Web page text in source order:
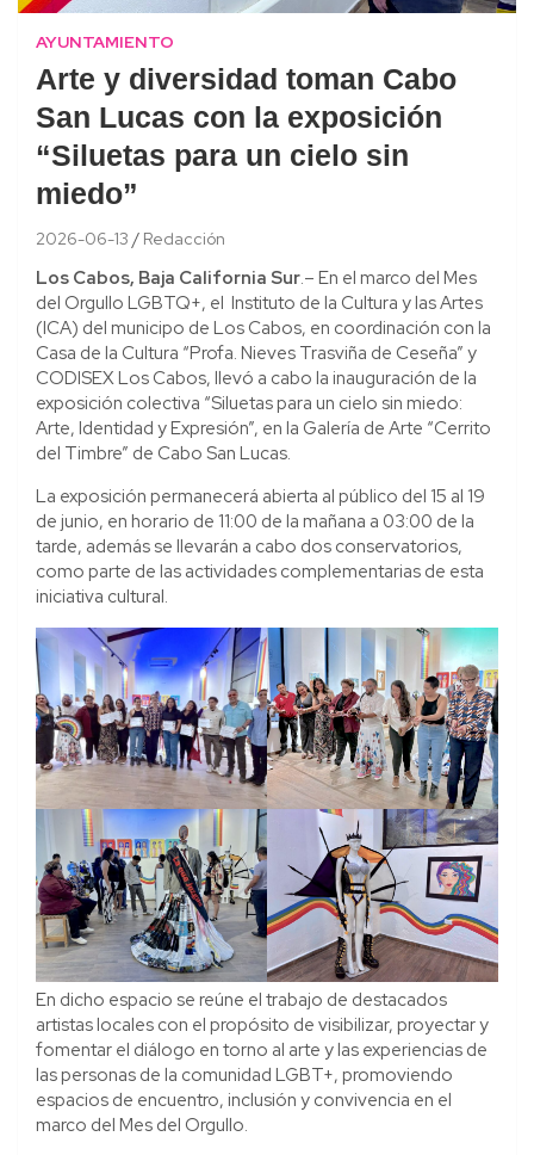
AYUNTAMIENTO
Arte y diversidad toman Cabo
San Lucas con la exposición
“Siluetas para un cielo sin
miedo”
2026-06-13 Redacción
Los Cabos, Baja California Sur.– En el marco del Mes
del Orgullo LGBTQ+, el Instituto de la Cultura y las Artes
(ICA) del municipo de Los Cabos, en coordinación con la
Casa de la Cultura “Profa. Nieves Trasviña de Ceseña” y
CODISEX Los Cabos, llevó a cabo la inauguración de la
exposición colectiva “Siluetas para un cielo sin miedo:
Arte, Identidad y Expresión”, en la Galería de Arte “Cerrito
del Timbre” de Cabo San Lucas.
La exposición permanecerá abierta al público del 15 al 19
de junio, en horario de 11:00 de la mañana a 03:00 de la
tarde, además se llevarán a cabo dos conservatorios,
como parte de las actividades complementarias de esta
iniciativa cultural.
En dicho espacio se reúne el trabajo de destacados
artistas locales con el propósito de visibilizar, proyectar y
fomentar el diálogo en torno al arte y las experiencias de
las personas de la comunidad LGBT+, promoviendo
espacios de encuentro, inclusión y convivencia en el
marco del Mes del Orgullo.